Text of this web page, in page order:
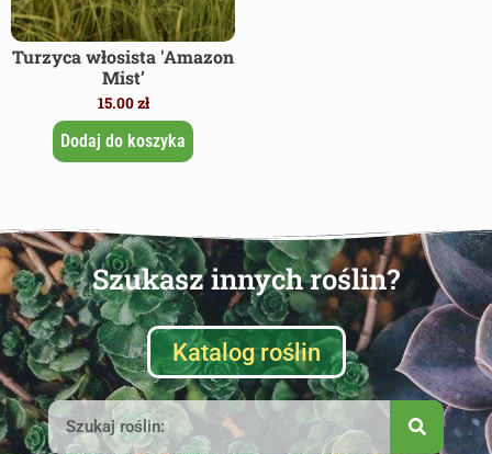
Turzyca włosista 'Amazon
Mist’
15.00zł
Dodaj do koszyka
Szukasz innych roślin?
Katalog roślin